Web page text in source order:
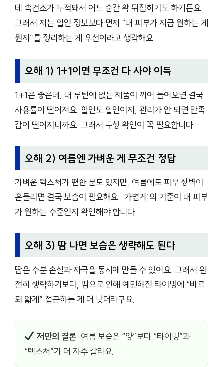
데 속건조가 누적돼서 어느 순간 확 뒤집히기도 하거든요.
그래서 저는 할인 정보보다 먼저 “내 피부가 지금 원하는 게
뭔지”를 정리하는 게 우선이라고 생각해요.
오해 1) 1+1이면 무조건 다 사야 이득
1+1은 좋은데, 내 루틴에 없는 제품이 끼어 들어오면 결국
사용률이 떨어져요. 할인도 할인이지, 관리가 안 되면 만족
감이 떨어지니까요. 그래서 구성 확인이 꼭 필요합니다.
오해 2) 여름엔 가벼운 게 무조건 정답
가벼운 텍스처가 편한 분도 있지만, 여름에도 피부 장벽이
흔들리면 결국 보습이 필요해요. ‘가볍게’의 기준이 내 피부
가 원하는 수준인지 확인해야 합니다.
오해 3) 땀 나면 보습은 생략해도 된다
땀은 수분 손실과 자극을 동시에 만들 수 있어요. 그래서 완
전히 생략하기보다, 땀으로 인해 예민해진 타이밍에 “바르
되 얇게” 접근하는 게 더 낫더라구요.
저만의 결론: 여름 보습은 “양”보다 “타이밍”과
“텍스처”가 더 자주 갈라요.